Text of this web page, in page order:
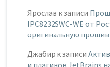
Ярослав к записи
IPC8232SWC-WE от
оригинальную
Джабир к записи
и плагинов JetBrains